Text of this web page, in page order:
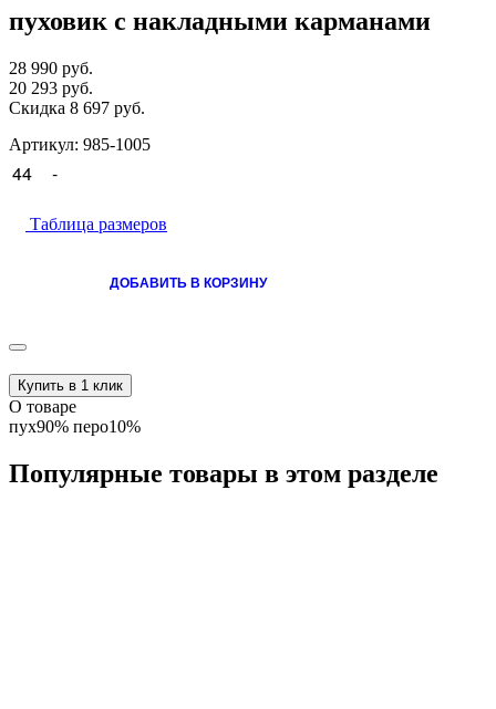
пуховик с накладными карманами
28 990 руб.
20 293 руб.
Скидка 8 697 руб.
Артикул: 985-1005
44 -
Таблица размеров
ДОБАВИТЬ В КОРЗИНУ
Купить в 1 клик
О товаре
пух90% перо10%
Популярные товары в этом разделе